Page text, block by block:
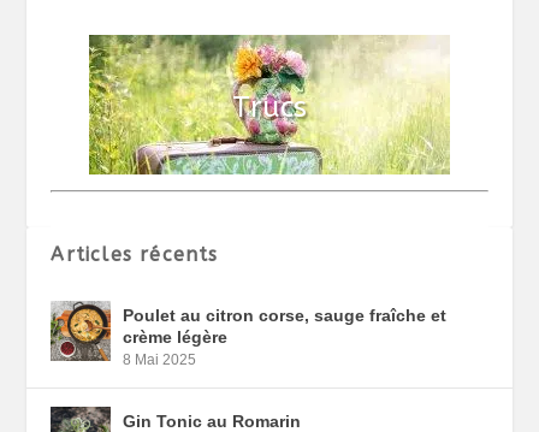
Articles récents
Poulet au citron corse, sauge fraîche et
crème légère
8 Mai 2025
Gin Tonic au Romarin